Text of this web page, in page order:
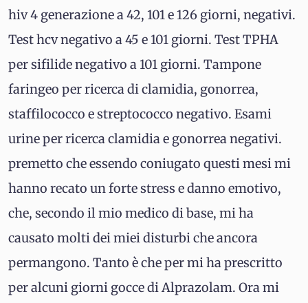
hiv 4 generazione a 42, 101 e 126 giorni, negativi.
Test hcv negativo a 45 e 101 giorni. Test TPHA
per sifilide negativo a 101 giorni. Tampone
faringeo per ricerca di clamidia, gonorrea,
staffilococco e streptococco negativo. Esami
urine per ricerca clamidia e gonorrea negativi.
premetto che essendo coniugato questi mesi mi
hanno recato un forte stress e danno emotivo,
che, secondo il mio medico di base, mi ha
causato molti dei miei disturbi che ancora
permangono. Tanto è che per mi ha prescritto
per alcuni giorni gocce di Alprazolam. Ora mi